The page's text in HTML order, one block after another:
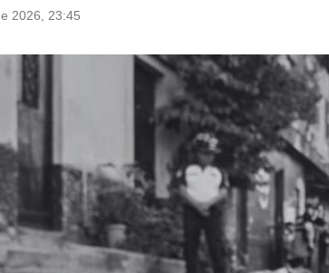
2026, 23:45